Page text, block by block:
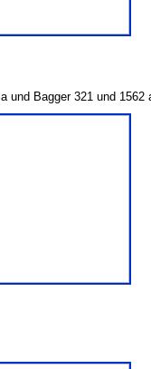
und Bagger 321 und